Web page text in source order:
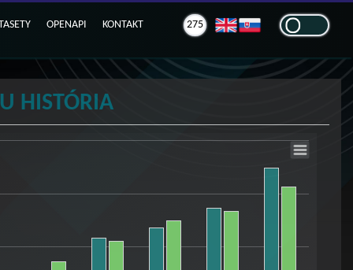
OPENAPI KONTAKT 275
HISTÓRIA